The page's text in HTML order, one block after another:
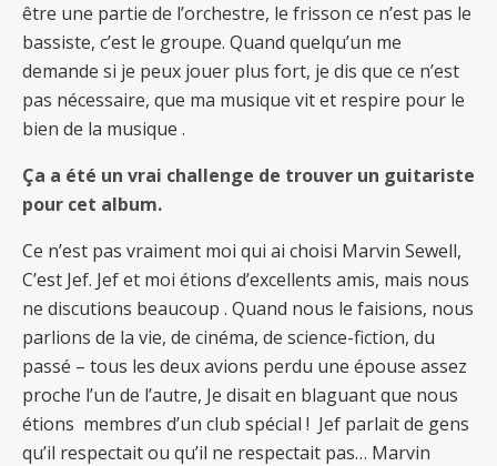
être une partie de l’orchestre, le frisson ce n’est pas le
bassiste, c’est le groupe. Quand quelqu’un me
demande si je peux jouer plus fort, je dis que ce n’est
pas nécessaire, que ma musique vit et respire pour le
bien de la musique .
Ça a été un vrai challenge de trouver un guitariste
pour cet album.
Ce n’est pas vraiment moi qui ai choisi Marvin Sewell,
C’est Jef. Jef et moi étions d’excellents amis, mais nous
ne discutions beaucoup . Quand nous le faisions, nous
parlions de la vie, de cinéma, de science-fiction, du
passé – tous les deux avions perdu une épouse assez
proche l’un de l’autre, Je disait en blaguant que nous
étions membres d’un club spécial ! Jef parlait de gens
qu’il respectait ou qu’il ne respectait pas… Marvin